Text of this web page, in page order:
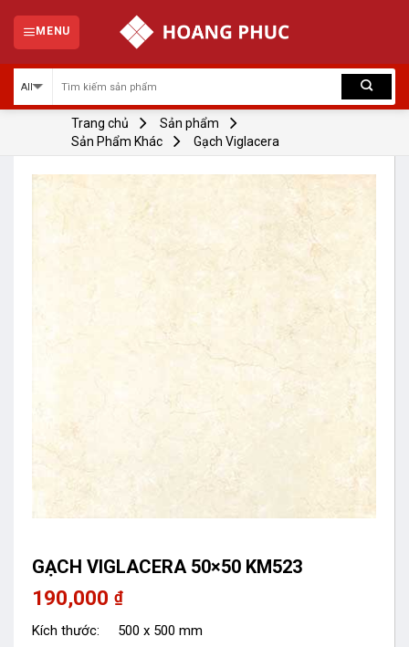
content
MENU
Trang chủ
Sản phẩm
Sản Phẩm Khác
Gạch Viglacera
GẠCH VIGLACERA 50×50 KM523
190,000 ₫
Kích thước: 500 x 500 mm